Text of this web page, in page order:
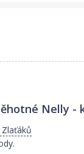
Nelly -
Zlaťáků